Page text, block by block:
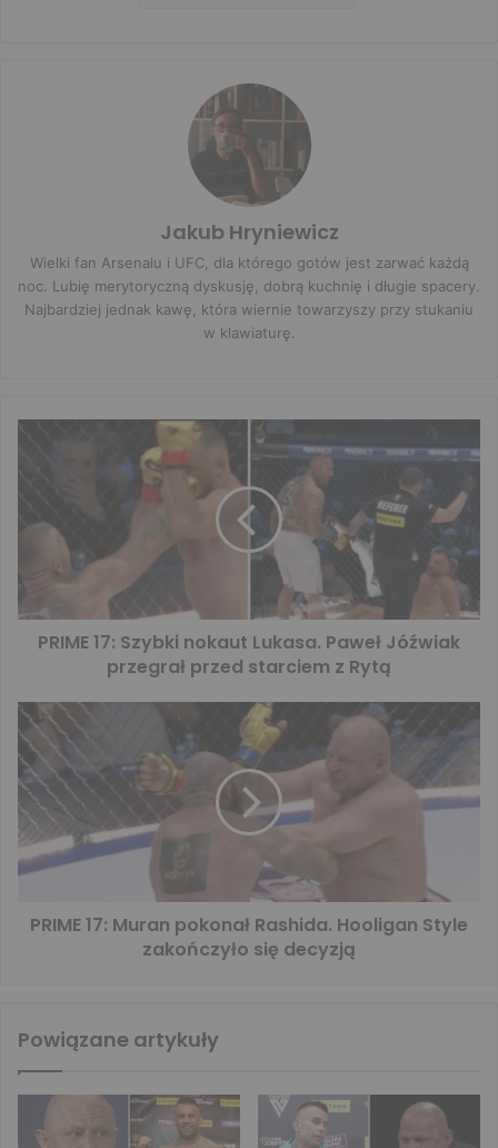
Jakub Hryniewicz
Wielki fan Arsenalu i UFC, dla którego gotów jest zarwać każdą
noc. Lubię merytoryczną dyskusję, dobrą kuchnię i długie spacery.
Najbardziej jednak kawę, która wiernie towarzyszy przy stukaniu
w klawiaturę.
PRIME 17: Szybki nokaut Lukasa. Paweł Jóźwiak
przegrał przed starciem z Rytą
PRIME 17: Muran pokonał Rashida. Hooligan Style
zakończyło się decyzją
Powiązane artykuły